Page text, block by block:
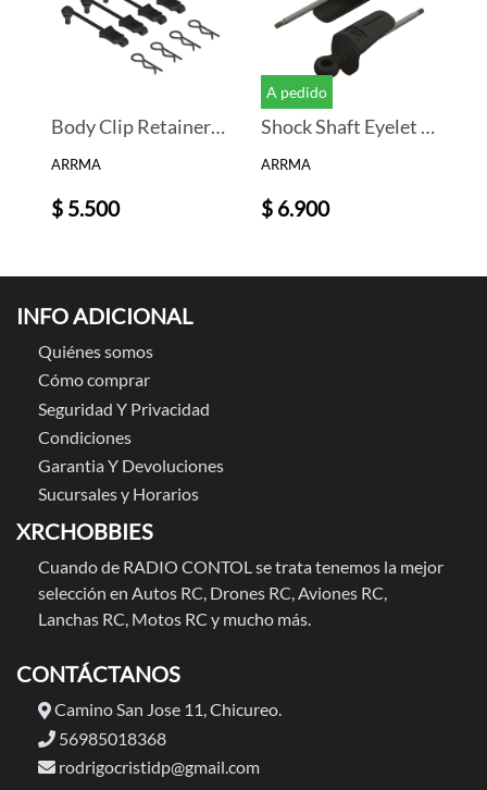
Body Clip Retainer 1/10 Scale Black (4) (ARAC3445)
ARRMA
$ 5.500
A pedido
Shock Shaft Eyelet and Spring Perch Rear
ARRMA
$ 6.900
INFO ADICIONAL
Quiénes somos
Cómo comprar
Seguridad Y Privacidad
Condiciones
Garantia Y Devoluciones
Sucursales y Horarios
XRCHOBBIES
Cuando de RADIO CONTOL se trata tenemos la mejor
selección en Autos RC, Drones RC, Aviones RC,
Lanchas RC, Motos RC y mucho más.
CONTÁCTANOS
Camino San Jose 11, Chicureo.
56985018368
rodrigocristidp@gmail.com